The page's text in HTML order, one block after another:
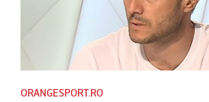
ORANGESPORT.RO